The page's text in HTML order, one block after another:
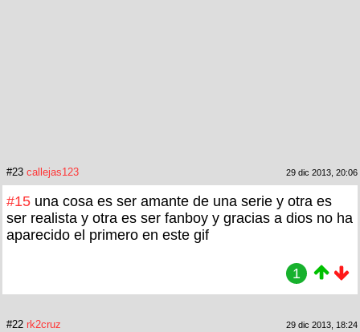
#23 callejas123 29 dic 2013, 20:06
#15 una cosa es ser amante de una serie y otra es
ser realista y otra es ser fanboy y gracias a dios no ha
aparecido el primero en este gif
1
#22 rk2cruz 29 dic 2013, 18:24